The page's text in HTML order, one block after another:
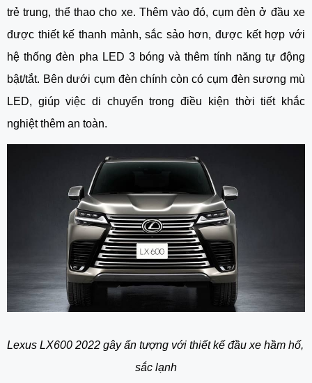
trẻ trung, thể thao cho xe. Thêm vào đó, cụm đèn ở đầu xe
được thiết kế thanh mảnh, sắc sảo hơn, được kết hợp với
hệ thống đèn pha LED 3 bóng và thêm tính năng tự động
bật/tắt. Bên dưới cụm đèn chính còn có cụm đèn sương mù
LED, giúp việc di chuyển trong điều kiện thời tiết khắc
nghiệt thêm an toàn.
Lexus LX600 2022 gây ấn tượng với thiết kế đầu xe hầm hố,
sắc lạnh